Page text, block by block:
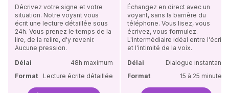
Décrivez votre signe et votre
situation. Notre voyant vous
écrit une lecture détaillée sous
24h. Vous prenez le temps de la
lire, de la relire, d'y revenir.
Aucune pression.
Délai
48h maximum
Format
Lecture écrite détaillée
Échangez en direct avec un
voyant, sans la barrière du
téléphone. Vous lisez, vous
écrivez, vous formulez.
L'intermédiaire idéal entre l'écrit
et l'intimité de la voix.
Délai
Dialogue instantané
Format
15 à 25 minutes